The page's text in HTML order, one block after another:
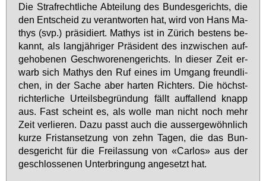
Die Straf­recht­li­che Ab­tei­lung des Bun­des­ge­richts, die
den Ent­scheid zu ver­ant­wor­ten hat, wird von Hans Ma­
thys (svp.) prä­si­diert. Ma­thys ist in Zü­rich bes­tens be­
kannt, als lang­jäh­ri­ger Prä­si­dent des in­zwi­schen auf­
ge­ho­be­nen Ge­schwo­re­nen­ge­richts. In die­ser Zeit er­
warb sich Ma­thys den Ruf ei­nes im Um­gang freund­li­
chen, in der Sa­che aber har­ten Rich­ters. Die höchst­
rich­ter­li­che Ur­teils­be­grün­dung fällt auf­fal­lend knapp
aus. Fast scheint es, als wol­le man nicht noch mehr
Zeit ver­lie­ren. Da­zu passt auch die aus­ser­ge­wöhn­lich
kur­ze Fris­tan­set­zung von zehn Ta­gen, die das Bun­
des­ge­richt für die Frei­las­sung von «Car­los» aus der
ge­schlos­se­nen Un­ter­brin­gung an­ge­setzt hat.